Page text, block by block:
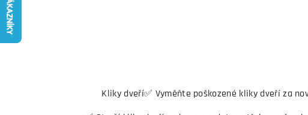
Kliky dveří✅ Vyměňte poškozené kliky dveří za